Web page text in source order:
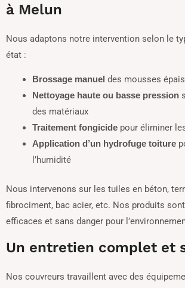
à Melun
Nous adaptons notre intervention selon le
état :
Brossage manuel des mousses
Nettoyage haute ou basse pression
des matériaux
Traitement fongicidepour éliminer
Application d’un hydrofuge toiture
l’humidité
Nous intervenons sur les tuiles en béton,
fibrociment, bac acier, etc. Nos produits
efficaces et sans danger pour
Un entretien complet et
Nos couvreurs travaillent avec des